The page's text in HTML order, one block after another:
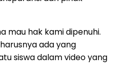
mau hak kami dipenuhi.
ada yang
siswa dalam video yang